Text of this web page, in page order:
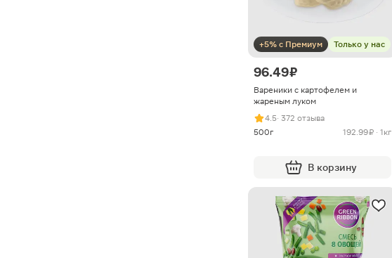
+5% с Премиум Только у нас
96.49 ₽
Вареники с картофелем и
жареным луком
4.5· 372 отзыва
500г
192.99 ₽ · 1кг
В корзину